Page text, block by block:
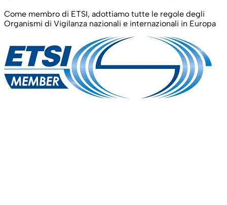
Come membro di ETSI, adottiamo tutte le regole degli
Organismi di Vigilanza nazionali e internazionali in Europa